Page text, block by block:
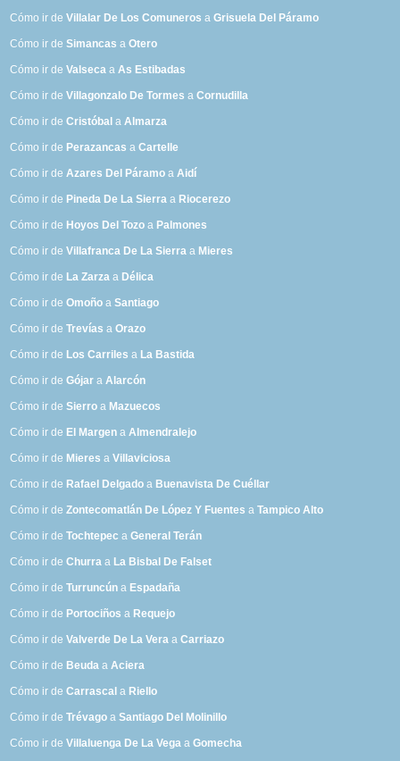
Cómo ir deVillalar De Los Comuneros aGrisuela Del Páramo
Cómo ir deSimancas aOtero
Cómo ir deValseca aAs Estibadas
Cómo ir deVillagonzalo De Tormes aCornudilla
Cómo ir deCristóbal aAlmarza
Cómo ir de Perazancas aCartelle
Cómo ir deAzares Del Páramo aAidí
Cómo ir de Pineda De La Sierra a Riocerezo
Cómo ir de Hoyos Del Tozo a Palmones
Cómo ir deVillafranca De La Sierra a Mieres
Cómo ir de La Zarza a Délica
Cómo ir deOmoño aSantiago
Cómo ir deTrevías aOrazo
Cómo ir de Los Carriles a La Bastida
Cómo ir deGójar aAlarcón
Cómo ir deSierro a Mazuecos
Cómo ir de El Margen aAlmendralejo
Cómo ir de Mieres aVillaviciosa
Cómo ir de Rafael Delgado a Buenavista De Cuéllar
Cómo ir deZontecomatlán De López Y Fuentes aTampico Alto
Cómo ir deTochtepec aGeneral Terán
Cómo ir deChurra a La Bisbal De Falset
Cómo ir deTurruncún a Espadaña
Cómo ir de Portociños a Requejo
Cómo ir deValverde De La Vera aCarriazo
Cómo ir de Beuda aAciera
Cómo ir deCarrascal a Riello
Cómo ir deTrévago aSantiago Del Molinillo
Cómo ir deVillaluenga De La Vega aGomecha